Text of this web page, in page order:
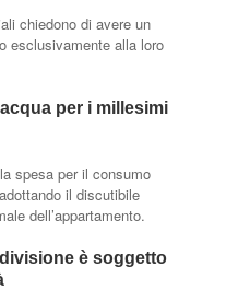
chiedono di avere un
esclusivamente alla loro
per i millesimi
spesa per il consumo
il discutibile
dell’appartamento.
è soggetto